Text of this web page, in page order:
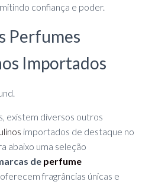
confiança e poder.
Perfumes
Importados
existem diversos outros
importados de destaque no
abaixo uma seleção
de perfume
fragrâncias únicas e